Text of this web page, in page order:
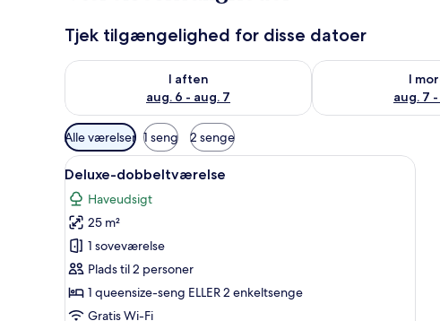
Tjek tilgængelighed for disse datoer
I aften
aug. 6 - aug. 7
Tjek tilgængelighed for i aften aug. 6 - aug. 7
I
aug. 7
Tjek tilgængelighed
Tilgængelige
filtre
for
værelser
Alle værelser 1 seng 2 senge
Indlæs
alle
billeder
af
Deluxe-
dobbeltværelse
Et soveværelse med en seng, en
23
Deluxe-dobbeltværelse
Haveudsigt
25 m²
1 soveværelse
Plads til 2 personer
1 queensize-seng ELLER 2 enkeltsenge
Gratis Wi-Fi